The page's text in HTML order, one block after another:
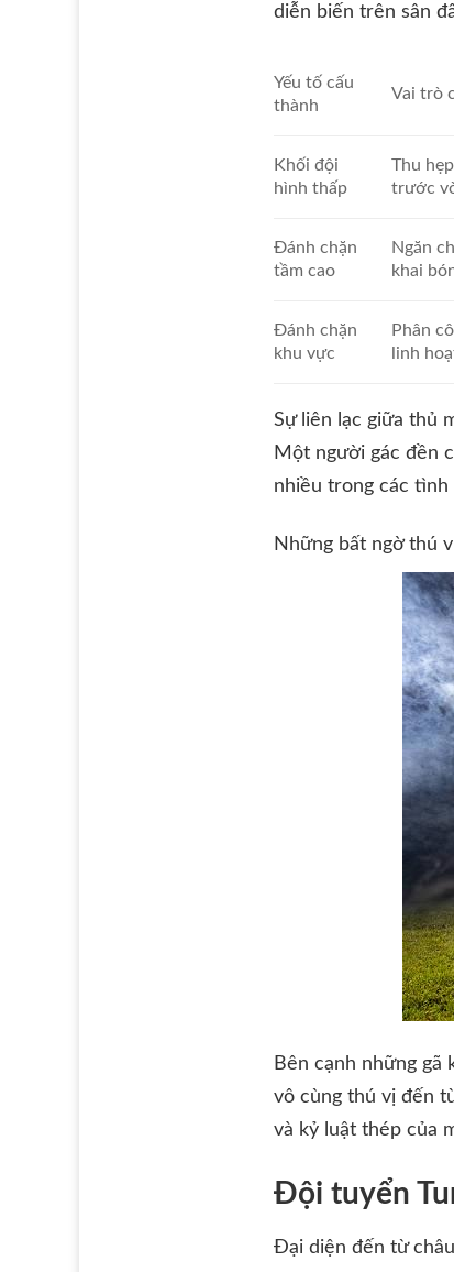
diễn biến trên sân
Yếu tố cấu
thành
Vai trò
Khối đội
hình thấp
Thu
trước
Đánh chặn
tầm cao
Ngăn
khai
Đánh chặn
khu vực
Phân
linh
Sự liên lạc giữa thủ
Một người gác đền
nhiều trong các tình
Những bất ngờ thú
Bên cạnh những gã
vô cùng thú vị đến
và kỷ luật thép của
Đội tuyển
Đại diện đến từ